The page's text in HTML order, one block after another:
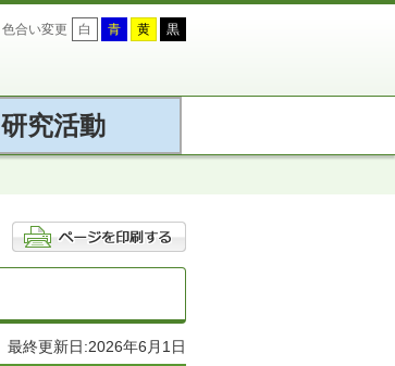
色合い変更 白 青 黄 黒
研究活動
最終更新日:2026年6月1日